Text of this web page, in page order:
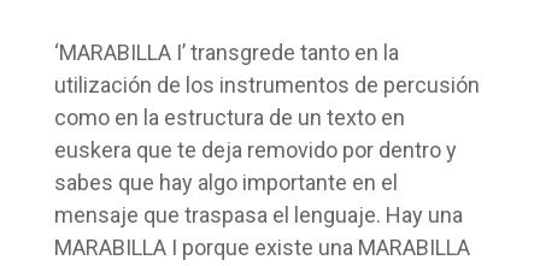
‘MARABILLA I’ transgrede tanto en la
utilización de los instrumentos de percusión
como en la estructura de un texto en
euskera que te deja removido por dentro y
sabes que hay algo importante en el
mensaje que traspasa el lenguaje. Hay una
MARABILLA I porque existe una MARABILLA